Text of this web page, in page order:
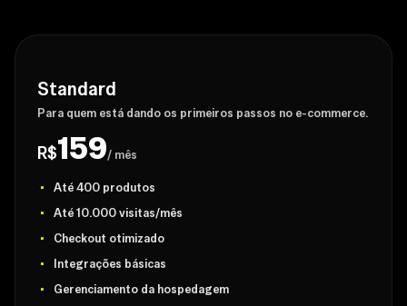
Standard
Para quem está dando os primeiros passos no e-commerce.
R$159/ mês
Até 400 produtos
Até 10.000 visitas/mês
Checkout otimizado
Integrações básicas
Gerenciamento da hospedagem